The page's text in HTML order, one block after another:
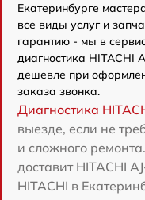
Екатеринбурге
все виды услуг и
гарантию - мы в
диагностика HITACHI
дешевле при
заказа звонка.
Диагностика
выезде, если не
и сложного
доставит HITACHI
HITACHI в